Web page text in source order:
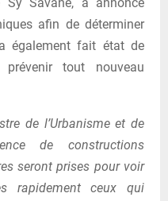
afin de déterminer
également fait état de
tout nouveau
de l’Urbanisme et de
de constructions
seront prises pour voir
rapidement ceux qui